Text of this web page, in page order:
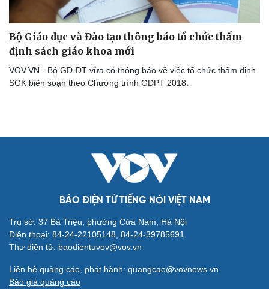
Bộ Giáo dục và Đào tạo thông báo tổ chức thẩm
định sách giáo khoa mới
VOV.VN - Bộ GD-ĐT vừa có thông báo về việc tổ chức thẩm định
SGK biên soạn theo Chương trình GDPT 2018.
BÁO ĐIỆN TỬ TIẾNG NÓI VIỆT NAM
Trụ sở: 37 Bà Triệu, phường Cửa Nam, Hà Nội
Điện thoại: 84-24-22105148, 84-24-39785691
Thư điện tử: baodientuvov@vov.vn
Liên hệ quảng cáo, phát hành: quangcao@vovnews.vn
Báo giá quảng cáo